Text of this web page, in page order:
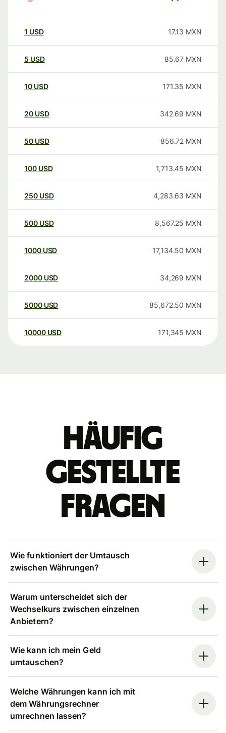
1 USD 17.13 MXN
5 USD 85.67 MXN
10 USD 171.35 MXN
20 USD 342.69 MXN
50 USD 856.72 MXN
100 USD 1,713.45 MXN
250 USD 4,283.63 MXN
500 USD 8,567.25 MXN
1000 USD 17,134.50 MXN
2000 USD 34,269 MXN
5000 USD 85,672.50 MXN
10000 USD 171,345 MXN
Häufig
gestellte
Fragen
Wie funktioniert der Umtausch
zwischen Währungen?
Warum unterscheidet sich der
Wechselkurs zwischen einzelnen
Anbietern?
Wie kann ich mein Geld
umtauschen?
Welche Währungen kann ich mit
dem Währungsrechner
umrechnen lassen?